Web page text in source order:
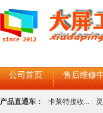
公司首页 售后维修
产品直通车： 卡莱特接收...